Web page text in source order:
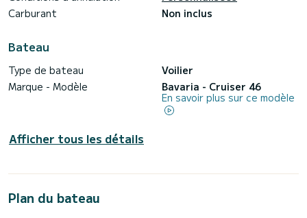
Carburant
Non inclus
Bateau
Type de bateau
Voilier
Marque - Modèle
Bavaria - Cruiser 46
En savoir plus sur ce modèle
Afficher tous les détails
Plan du bateau